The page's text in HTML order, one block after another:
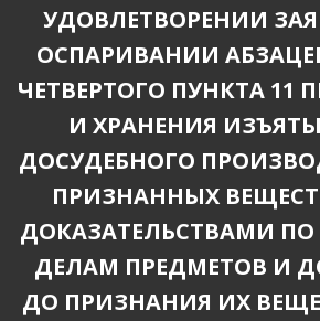
УДОВЛЕТВОРЕНИИ
ОСПАРИВАНИИ
ЧЕТВЕРТОГО ПУНКТА 11
И ХРАНЕНИЯ
ДОСУДЕБНОГО
ПРИЗНАННЫХ
ДОКАЗАТЕЛЬСТВАМИ
ДЕЛАМ ПРЕДМЕТОВ И
ДО ПРИЗНАНИЯ ИХ